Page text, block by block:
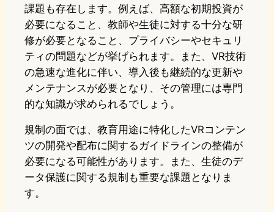
課題も存在します。例えば、高額な初期投資が
必要になること、教師や生徒に対する十分な研
修が必要となること、プライバシーやセキュリ
ティの問題などが挙げられます。また、VR技術
の急速な進化に伴い、導入後も継続的な更新や
メンテナンスが必要となり、その管理には専門
的な知識が求められるでしょう。
規制の面では、教育用途に特化したVRコンテン
ツの開発や配布に関するガイドラインの整備が
必要になる可能性があります。また、生徒のデ
ータ保護に関する規制も重要な課題となりま
す。